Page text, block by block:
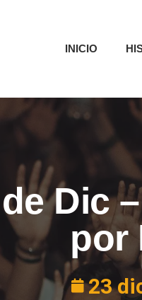
INICIO
Dic
por
23